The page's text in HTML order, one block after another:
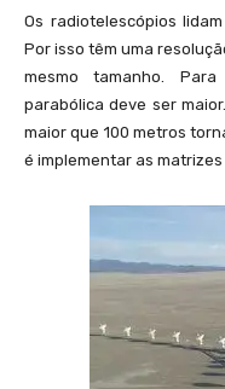
Os radiotelescópios
Por isso têm uma
mesmo tamanho.
parabólica deve ser
maior que 100 metros
é implementar as